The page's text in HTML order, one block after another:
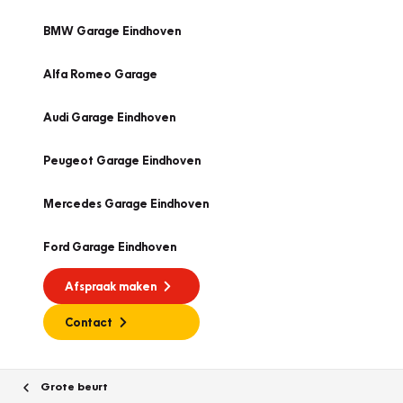
BMW Garage Eindhoven
Alfa Romeo Garage
Audi Garage Eindhoven
Peugeot Garage Eindhoven
Mercedes Garage Eindhoven
Ford Garage Eindhoven
Afspraak maken
Contact
Grote beurt